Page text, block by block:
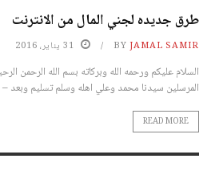
طرق جديده لجني المال من الانترنت
BY JAMAL SAMIR 31 يناير، 2016
السلام عليكم ورحمه الله وبركاته بسم الله الرحمن
المرسلين سيدنا محمد وعلي اهله وسلم تسليم وبعد
READ MORE